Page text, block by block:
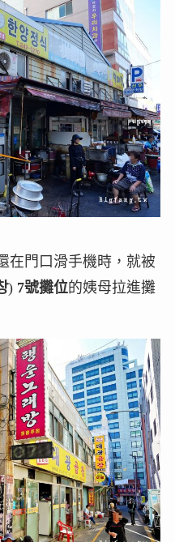
在門口滑手機時，就被
)7號攤位的姨母拉進攤